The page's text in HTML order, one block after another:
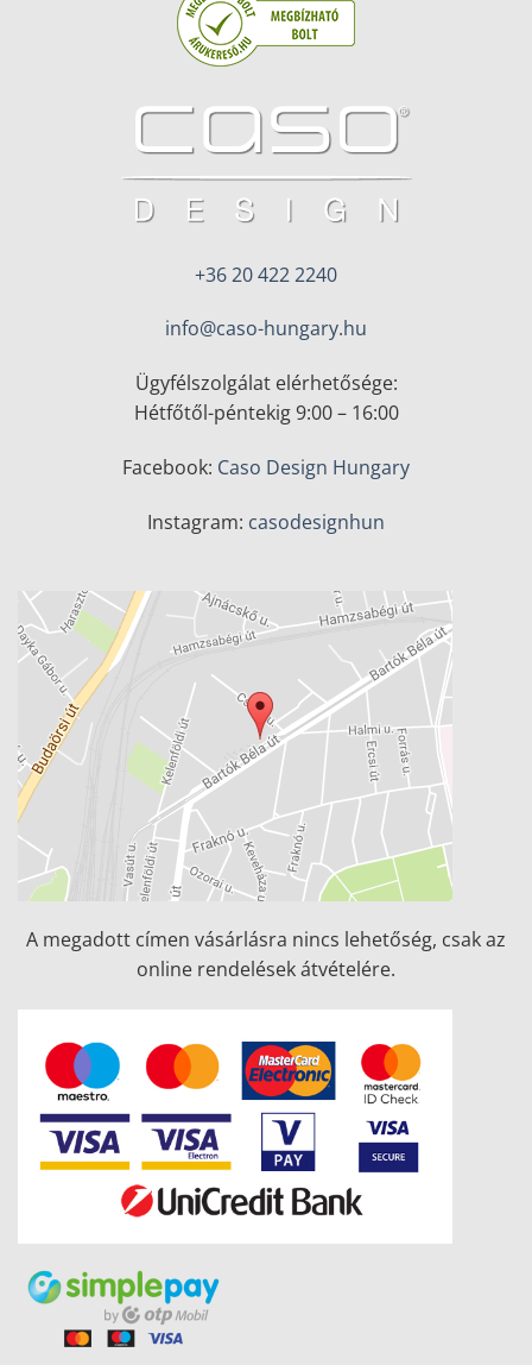
+36 20 422 2240
info@caso-hungary.hu
Ügyfélszolgálat elérhetősége:
Hétfőtől-péntekig 9:00 – 16:00
Facebook: Caso Design Hungary
Instagram: casodesignhun
A megadott címen vásárlásra nincs lehetőség, csak az
online rendelések átvételére.